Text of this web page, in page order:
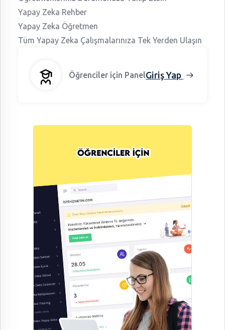
Yapay Zeka Rehber
Yapay Zeka Öğretmen
Tüm Yapay Zeka Çalışmalarınıza Tek Yerden Ulaşın
Öğrenciler için PanelGiriş Yap